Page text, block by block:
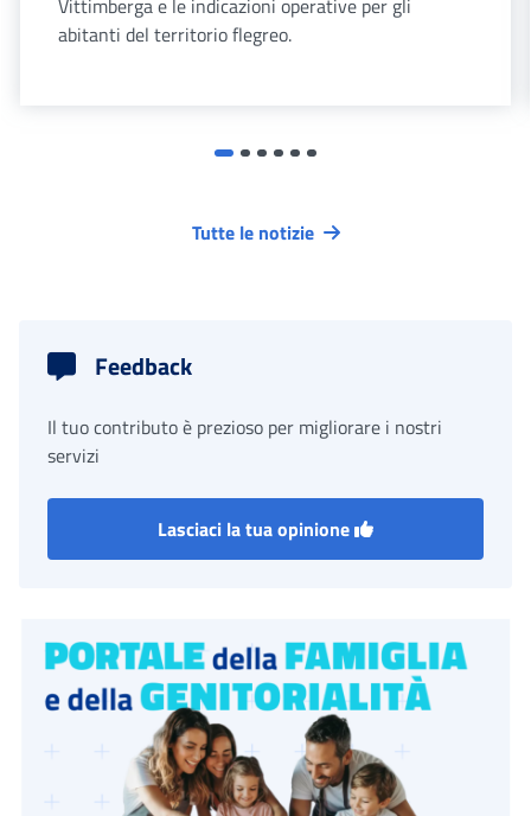
Vittimberga e le indicazioni operative per gli
abitanti del territorio flegreo.
Tutte le notizie
Feedback
Il tuo contributo è prezioso per migliorare i nostri
servizi
Lasciaci la tua opinione